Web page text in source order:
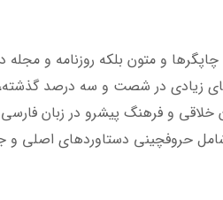
و متون بلکه روزنامه و
زیادی در شصت و سه درصد
و فرهنگ پیشرو در زبان
حروفچینی دستاوردهای اصلی و